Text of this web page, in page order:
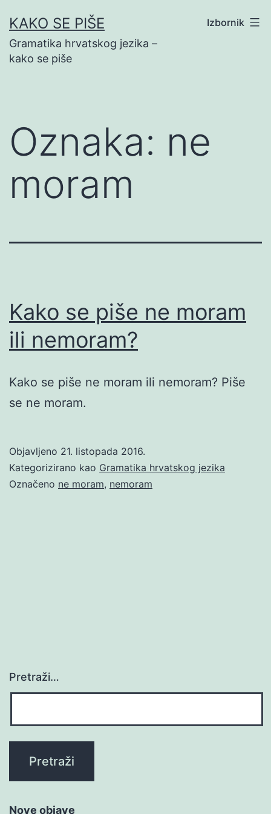
na
sadržaj
KAKO SE PIŠE
Gramatika hrvatskog jezika –
kako se piše
Izbornik
Oznaka: ne
moram
Kako se piše ne moram
ili nemoram?
Kako se piše ne moram ili nemoram? Piše
se ne moram.
Objavljeno 21. listopada 2016.
Kategorizirano kao Gramatika hrvatskog jezika
Označeno ne moram, nemoram
Pretraži…
Nove objave